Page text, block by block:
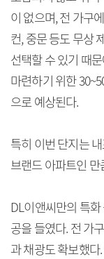
이 없으며, 전 가구
컨, 중문 등도 무상
선택할 수 있기 때
마련하기 위한
으로 예상된다.
특히 이번 단지는
브랜드 아파트인
DL이앤씨만의 특화
공을 들였다. 전 가
과 채광도 확보했